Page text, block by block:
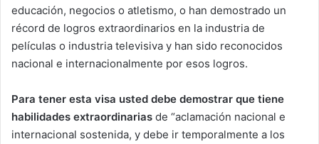
educación, negocios o atletismo, o han demostrado un
récord de logros extraordinarios en la industria de
películas o industria televisiva y han sido reconocidos
nacional e internacionalmente por esos logros.
Para tener esta visa usted debe demostrar que tiene
habilidades extraordinarias de “aclamación nacional e
internacional sostenida, y debe ir temporalmente a los